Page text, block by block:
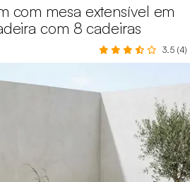
com mesa extensível em
com 8 cadeiras
3.5 (4)